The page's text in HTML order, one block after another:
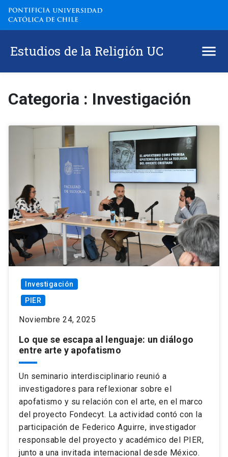
Estudios de la Religión UC
Categoria : Investigación
Investigación
PIER
Noviembre 24, 2025
Lo que se escapa al lenguaje: un diálogo
entre arte y apofatismo
Un seminario interdisciplinario reunió a
investigadores para reflexionar sobre el
apofatismo y su relación con el arte, en el marco
del proyecto Fondecyt. La actividad contó con la
participación de Federico Aguirre, investigador
responsable del proyecto y académico del PIER,
junto a una invitada internacional desde México.